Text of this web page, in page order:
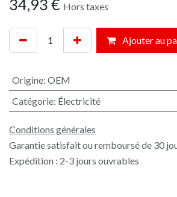
34,93 € Hors taxes
Ajouter au
Origine: OEM
Catégorie: Électricité
Conditions générales
Garantie satisfait ou remboursé de 30
Expédition : 2-3 jours ouvrables